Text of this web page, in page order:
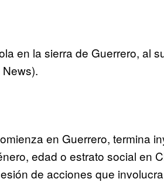
en la sierra de Guerrero, al
en Guerrero, termina
edad o estrato social en
de acciones que